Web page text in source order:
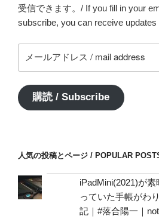
受信できます。/ If you fill in your
subscribe, you can receive updates
ー
ア
ド
address
購読 / Subscribe
人気の投稿とページ / POPULAR
iPadMini(2021)が
っていた手帳がわ
記｜#落合陽一｜